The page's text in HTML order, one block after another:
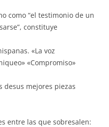
como “el testimonio de un
constituye
«La voz
«Compromiso»
desus mejores piezas
entre las que sobresalen: